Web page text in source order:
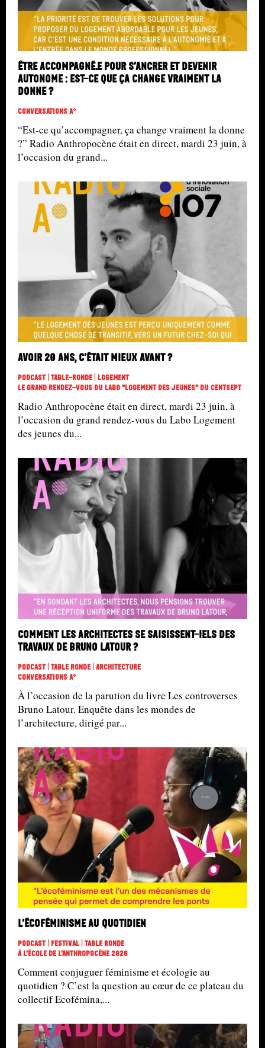
Être accompagné.e pour s’ancrer et devenir
autonome : est-ce que ça change vraiment la
donne ?
Conversations A°
“Est-ce qu’accompagner, ça change vraiment la donne
?” Radio Anthropocène était en direct, mardi 23 juin, à
l’occasion du grand...
Avoir 20 ans, c’était mieux avant ?
Podcast | Table-Ronde | Logement
Le Grand Rendez-Vous Du Labo "Logement Des Jeunes" Du Centsept
Radio Anthropocène était en direct, mardi 23 juin, à
l’occasion du grand rendez-vous du Labo Logement
des jeunes du...
Comment les architectes se saisissent-iels des
travaux de Bruno Latour ?
Podcast | Table Ronde | Architecture
Conversations A°
À l’occasion de la parution du livre Les controverses
Bruno Latour. Enquête dans les mondes de
l’architecture, dirigé par...
L’écoféminisme au quotidien
Podcast | Festival | Table Ronde
À L'école De L'Anthropocène 2026
Comment conjuguer féminisme et écologie au
quotidien ? C’est la question au cœur de ce plateau du
collectif Ecofémina,...